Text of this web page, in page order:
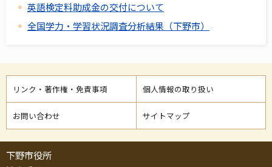
英語検定料助成金の交付について
全国学力・学習状況調査分析結果（下野市）
リンク・著作権・免責事項 個人情報の取り扱い
お問い合わせ サイトマップ
下野市役所